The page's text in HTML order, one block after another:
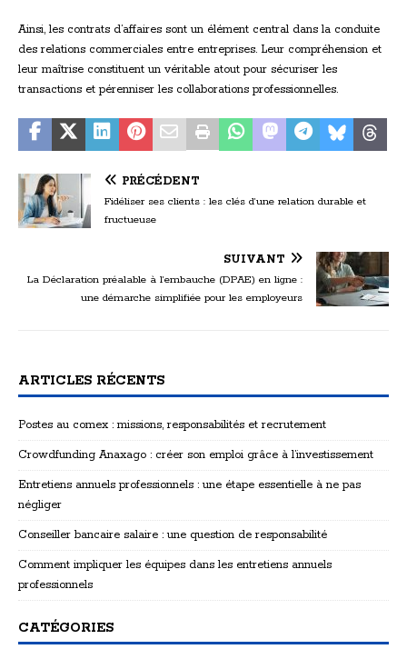
Ainsi, les contrats d’affaires sont un élément central dans la conduite
des relations commerciales entre entreprises. Leur compréhension et
leur maîtrise constituent un véritable atout pour sécuriser les
transactions et pérenniser les collaborations professionnelles.
PRÉCÉDENT
Fidéliser ses clients : les clés d’une relation durable et
fructueuse
SUIVANT
La Déclaration préalable à l’embauche (DPAE) en ligne :
une démarche simplifiée pour les employeurs
ARTICLES RÉCENTS
Postes au comex : missions, responsabilités et recrutement
Crowdfunding Anaxago : créer son emploi grâce à l’investissement
Entretiens annuels professionnels : une étape essentielle à ne pas
négliger
Conseiller bancaire salaire : une question de responsabilité
Comment impliquer les équipes dans les entretiens annuels
professionnels
CATÉGORIES